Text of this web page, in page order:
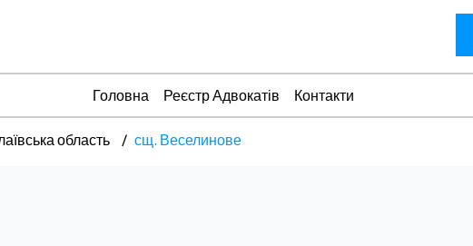
Головна Реєстр Адвокатів Контакти
область сщ. Веселинове